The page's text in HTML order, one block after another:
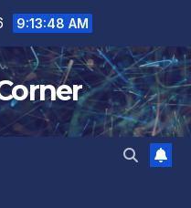
9:13:49 AM